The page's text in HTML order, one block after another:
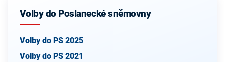
Volby do Poslanecké sněmovny
Volby do PS 2025
Volby do PS 2021